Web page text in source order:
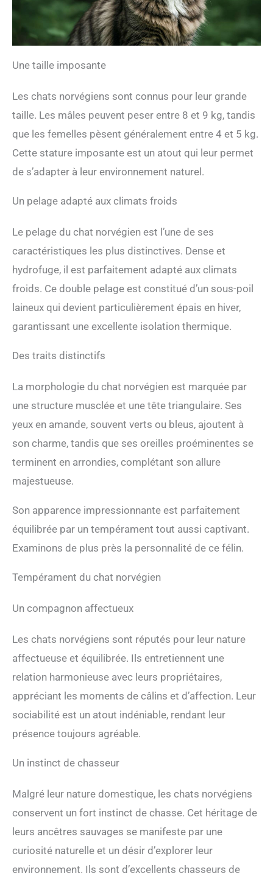
Une taille imposante
Les chats norvégiens sont connus pour leur grande
taille. Les mâles peuvent peser entre 8 et 9 kg, tandis
que les femelles pèsent généralement entre 4 et 5 kg.
Cette stature imposante est un atout qui leur permet
de s’adapter à leur environnement naturel.
Un pelage adapté aux climats froids
Le pelage du chat norvégien est l’une de ses
caractéristiques les plus distinctives. Dense et
hydrofuge, il est parfaitement adapté aux climats
froids. Ce double pelage est constitué d’un sous-poil
laineux qui devient particulièrement épais en hiver,
garantissant une excellente isolation thermique.
Des traits distinctifs
La morphologie du chat norvégien est marquée par
une structure musclée et une tête triangulaire. Ses
yeux en amande, souvent verts ou bleus, ajoutent à
son charme, tandis que ses oreilles proéminentes se
terminent en arrondies, complétant son allure
majestueuse.
Son apparence impressionnante est parfaitement
équilibrée par un tempérament tout aussi captivant.
Examinons de plus près la personnalité de ce félin.
Tempérament du chat norvégien
Un compagnon affectueux
Les chats norvégiens sont réputés pour leur nature
affectueuse et équilibrée. Ils entretiennent une
relation harmonieuse avec leurs propriétaires,
appréciant les moments de câlins et d’affection. Leur
sociabilité est un atout indéniable, rendant leur
présence toujours agréable.
Un instinct de chasseur
Malgré leur nature domestique, les chats norvégiens
conservent un fort instinct de chasse. Cet héritage de
leurs ancêtres sauvages se manifeste par une
curiosité naturelle et un désir d’explorer leur
environnement. Ils sont d’excellents chasseurs de